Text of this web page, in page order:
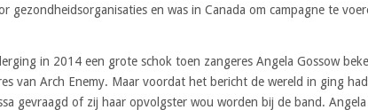
gezondheidsorganisaties en was in Canada om campagne te
in 2014 een grote schok toen zangeres Angela Gossow
van Arch Enemy. Maar voordat het bericht de wereld in ging had
gevraagd of zij haar opvolgster wou worden bij de band.